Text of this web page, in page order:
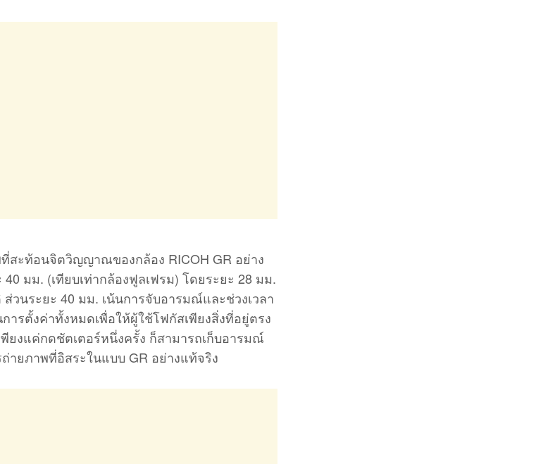
สะท้อนจิตวิญญาณของกล้อง RICOH GR อย่าง
มม. (เทียบเท่ากล้องฟูลเฟรม) โดยระยะ 28 มม.
วนระยะ 40 มม. เน้นการจับอารมณ์และช่วงเวลา
รตั้งค่าทั้งหมดเพื่อให้ผู้ใช้โฟกัสเพียงสิ่งที่อยู่ตรง
ยงแค่กดชัตเตอร์หนึ่งครั้ง ก็สามารถเก็บอารมณ์
ายภาพที่อิสระในแบบ GR อย่างแท้จริง